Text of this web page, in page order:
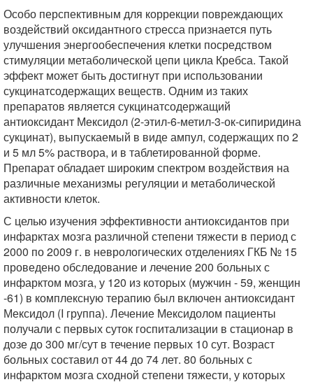
Особо перспективным для коррекции повреждающих
воздействий оксидантного стресса признается путь
улучшения энергообеспечения клетки посредством
стимуляции метаболической цепи цикла Кребса. Такой
эффект может быть достигнут при использовании
сукцинатсодержащих веществ. Одним из таких
препаратов является сукцинатсодержащий
антиоксидант Мексидол (2-этил-6-метил-3-ок-сипиридина
сукцинат), выпускаемый в виде ампул, содержащих по 2
и 5 мл 5% раствора, и в таблетированной форме.
Препарат обладает широким спектром воздействия на
различные механизмы регуляции и метаболической
активности клеток.
С целью изучения эффективности антиоксидантов при
инфарктах мозга различной степени тяжести в период с
2000 по 2009 г. в неврологических отделениях ГКБ № 15
проведено обследование и лечение 200 больных с
инфарктом мозга, у 120 из которых (мужчин - 59, женщин
-61) в комплексную терапию был включен антиоксидант
Мексидол (I группа). Лечение Мексидолом пациенты
получали с первых суток госпитализации в стационар в
дозе до 300 мг/сут в течение первых 10 сут. Возраст
больных составил от 44 до 74 лет. 80 больных с
инфарктом мозга сходной степени тяжести, у которых